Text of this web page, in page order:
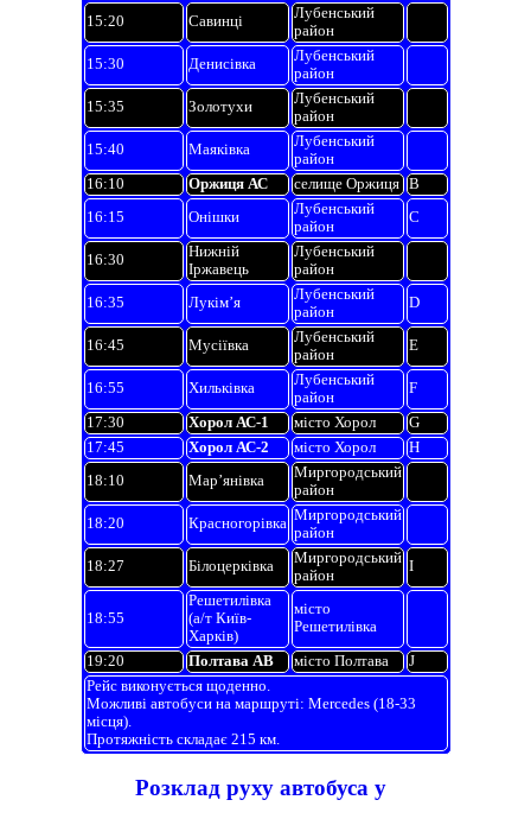
15:20
Савинці
Лубенський
район
15:30
Денисівка
Лубенський
район
15:35
Золотухи
Лубенський
район
15:40
Маяківка
Лубенський
район
16:10
Оржиця АС селище Оржиця
B
16:15
Онішки
Лубенський
район
C
16:30
Нижній
Іржавець
Лубенський
район
16:35
Лукім’я
Лубенський
район
D
16:45 Мусіївка
Лубенський
район
E
16:55 Хильківка
Лубенський
район
F
17:30 Хорол АС-1 місто Хорол
G
17:45
Хорол АС-2 місто Хорол
H
18:10
Мар’янівка
Миргородський
район
18:20
Красногорівка Миргородський
район
18:27
Білоцерківка
Миргородський
район
I
18:55
Решетилівка
(а/т Київ-
Харків)
місто
Решетилівка
19:20 Полтава АВ місто Полтава
J
Рейс виконується щоденно.
Можливі автобуси на маршруті: Mercedes (18-33
місця).
Протяжність складає 215 км.
Розклад руху автобуса у